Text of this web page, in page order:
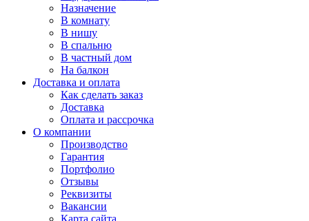
Назначение
В комнату
В нишу
В спальню
В частный дом
На балкон
Доставка и оплата
Как сделать заказ
Доставка
Оплата и рассрочка
О компании
Производство
Гарантия
Портфолио
Отзывы
Реквизиты
Вакансии
Карта сайта